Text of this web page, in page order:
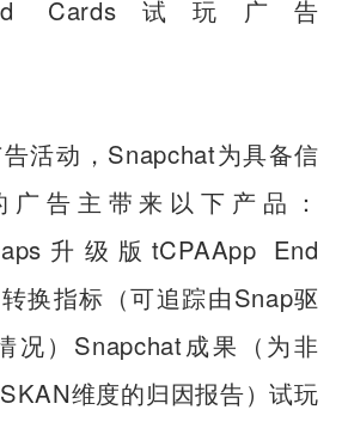
Cards试玩广告
活动，Snapchat为具备信
告主带来以下产品：
升级版tCPAApp End
换指标（可追踪由Snap驱
况）Snapchat成果（为非
维度的归因报告）试玩